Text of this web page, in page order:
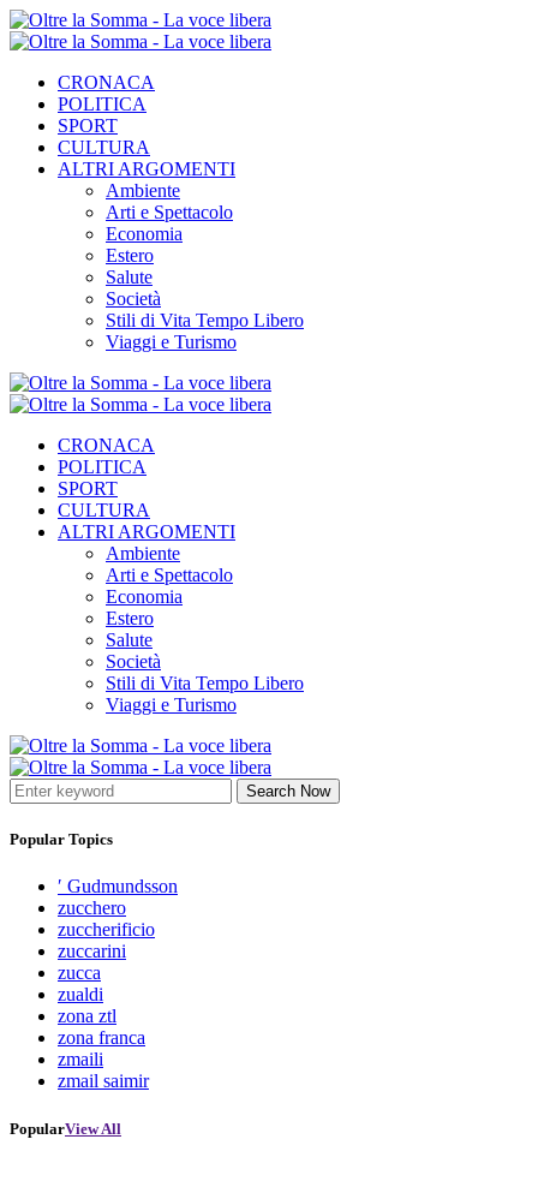
CRONACA
POLITICA
SPORT
CULTURA
ALTRI ARGOMENTI
Ambiente
Arti e Spettacolo
Economia
Estero
Salute
Società
Stili di Vita Tempo Libero
Viaggi e Turismo
CRONACA
POLITICA
SPORT
CULTURA
ALTRI ARGOMENTI
Ambiente
Arti e Spettacolo
Economia
Estero
Salute
Società
Stili di Vita Tempo Libero
Viaggi e Turismo
Search Now
Popular Topics
′ Gudmundsson
zucchero
zuccherificio
zuccarini
zucca
zualdi
zona ztl
zona franca
zmaili
zmail saimir
PopularView All